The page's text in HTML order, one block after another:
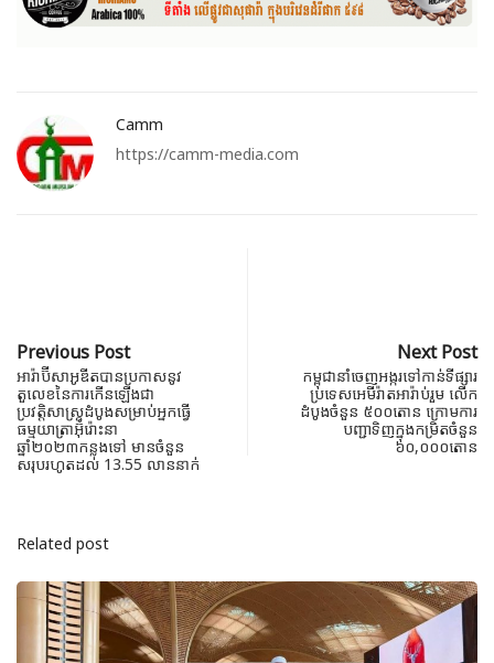
Camm
https://camm-media.com
Previous Post
អារ៉ាប៊ីសាអូឌីតបានប្រកាសនូវ
តួលេខនៃការកើនឡើងជា
ប្រវត្តិសាស្ត្រដំបូងសម្រាប់អ្នកធ្វើ
ធម្មយាត្រាអ៊ុំរ៉ោះនា
ឆ្នាំ២០២៣កន្លងទៅ មានចំនួន
សរុបរហូតដល់ 13.55 លាននាក់
Next Post
កម្ពុជានាំចេញអង្ករទៅកាន់ទីផ្សារ
ប្រទេសអេមីរ៉ាតអារ៉ាប់រួម លើក
ដំបូងចំនួន ៥០០តោន ក្រោមការ​
បញ្ជាទិញក្នុងកម្រិតចំនួន
៦០,០០០តោន
Related post